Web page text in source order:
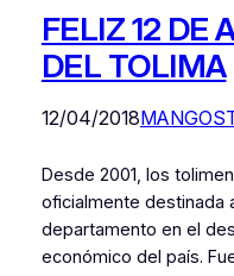
FELIZ 12 DE
DEL TOLIMA
12/04/2018
Desde 2001, los
oficialmente destinada
departamento en el
económico del país.